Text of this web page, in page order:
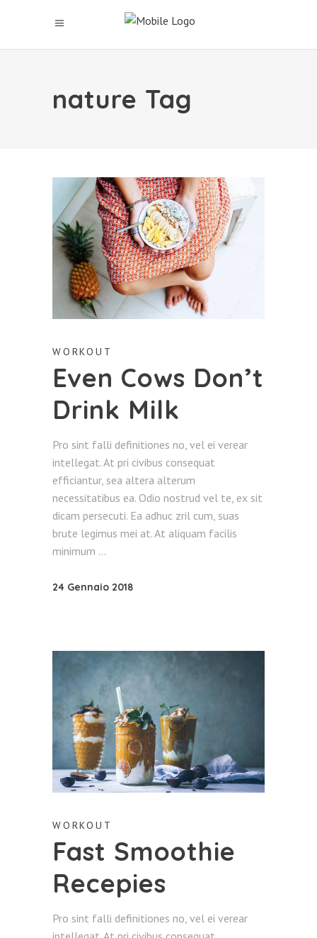
nature Tag
WORKOUT
Even Cows Don’t
Drink Milk
Pro sint falli definitiones no, vel ei verear
intellegat. At pri civibus consequat
efficiantur, sea altera alterum
necessitatibus ea. Odio nostrud vel te, ex sit
dicam persecuti. Ea adhuc zril cum, suas
brute legimus mei at. At aliquam facilis
minimum
24 Gennaio 2018
WORKOUT
Fast Smoothie
Recepies
Pro sint falli definitiones no, vel ei verear